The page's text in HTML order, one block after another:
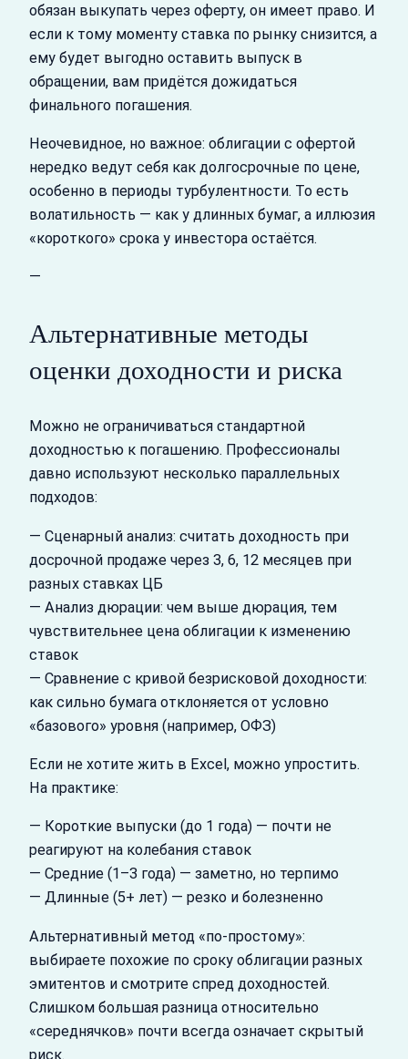
обязан выкупать через оферту, он имеет право. И
если к тому моменту ставка по рынку снизится, а
ему будет выгодно оставить выпуск в
обращении, вам придётся дожидаться
финального погашения.
Неочевидное, но важное: облигации с офертой
нередко ведут себя как долгосрочные по цене,
особенно в периоды турбулентности. То есть
волатильность — как у длинных бумаг, а иллюзия
«короткого» срока у инвестора остаётся.
—
Альтернативные методы
оценки доходности и риска
Можно не ограничиваться стандартной
доходностью к погашению. Профессионалы
давно используют несколько параллельных
подходов:
— Сценарный анализ: считать доходность при
досрочной продаже через 3, 6, 12 месяцев при
разных ставках ЦБ
— Анализ дюрации: чем выше дюрация, тем
чувствительнее цена облигации к изменению
ставок
— Сравнение с кривой безрисковой доходности:
как сильно бумага отклоняется от условно
«базового» уровня (например, ОФЗ)
Если не хотите жить в Excel, можно упростить.
На практике:
— Короткие выпуски (до 1 года) — почти не
реагируют на колебания ставок
— Средние (1–3 года) — заметно, но терпимо
— Длинные (5+ лет) — резко и болезненно
Альтернативный метод «по‑простому»:
выбираете похожие по сроку облигации разных
эмитентов и смотрите спред доходностей.
Слишком большая разница относительно
«середнячков» почти всегда означает скрытый
риск.